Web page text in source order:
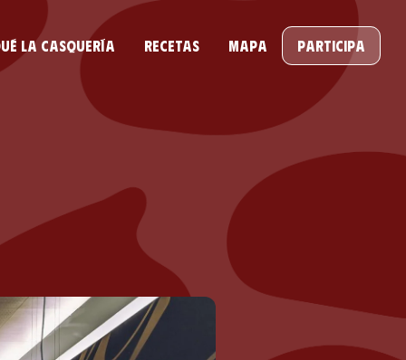
la casquería Recetas Mapa Participa